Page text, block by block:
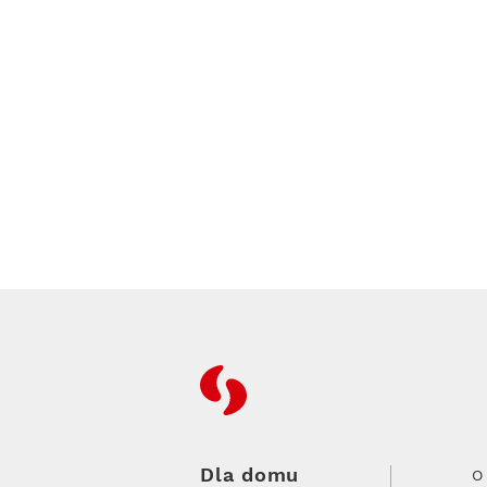
RFC
Dla domu